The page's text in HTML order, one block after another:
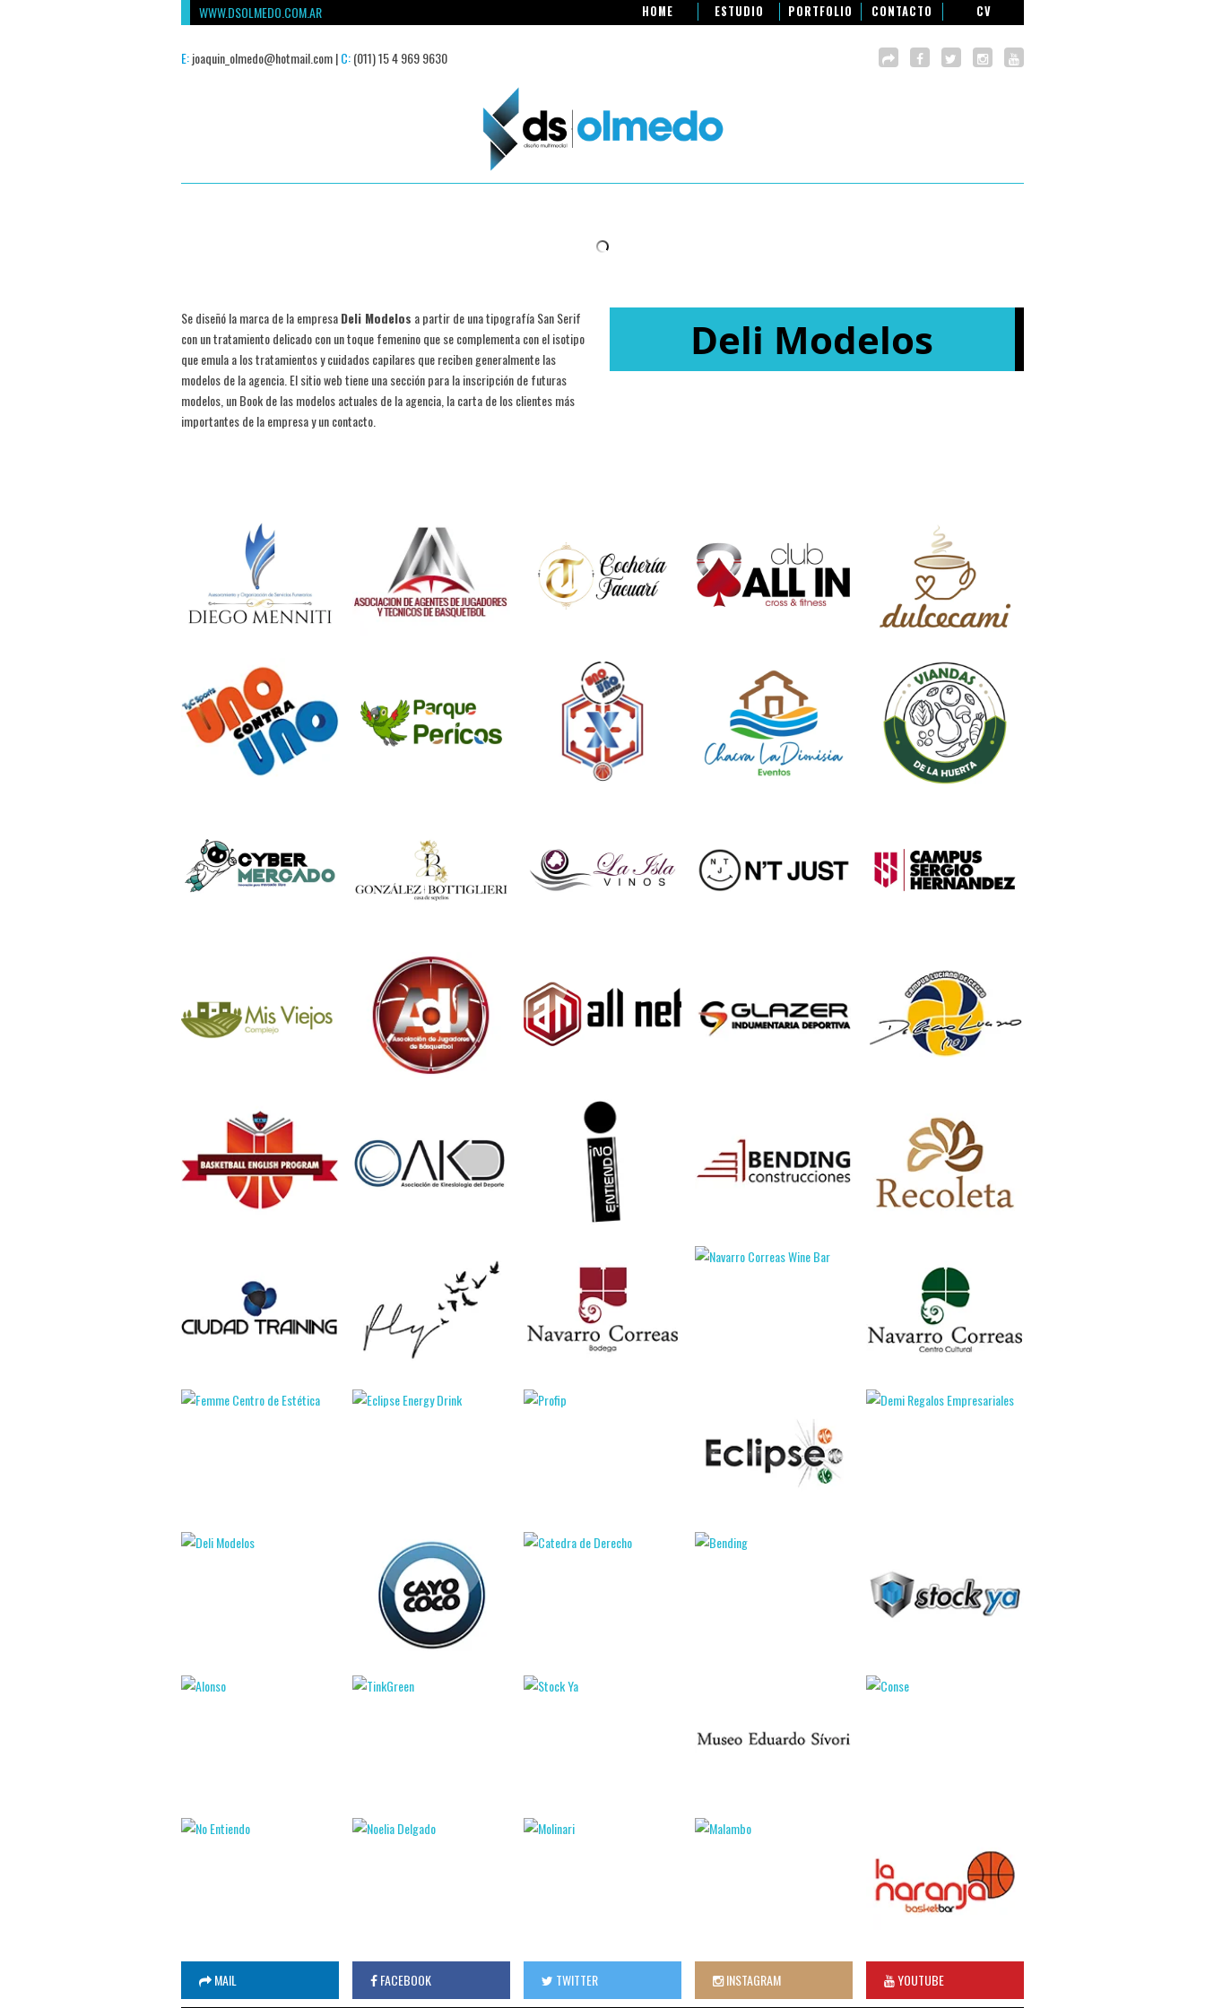
WWW.DSOLMEDO.COM.AR HOME ESTUDIO PORTFOLIO CONTACTO CV
E:joaquin_olmedo@hotmail.com |C:(011) 15 4 969 9630
Se diseñó la marca de la empresaDeli Modelos a partir de una tipografía San Serif
con un tratamiento delicado con un toque femenino que se complementa con el isotipo
que emula a los tratamientos y cuidados capilares que reciben generalmente las
modelos de la agencia. El sitio web tiene una sección para la inscripción de futuras
modelos, un Book de las modelos actuales de la agencia, la carta de los clientes más
importantes de la empresa y un contacto.
Deli Modelos
MAIL FACEBOOK TWITTER INSTAGRAM YOUTUBE